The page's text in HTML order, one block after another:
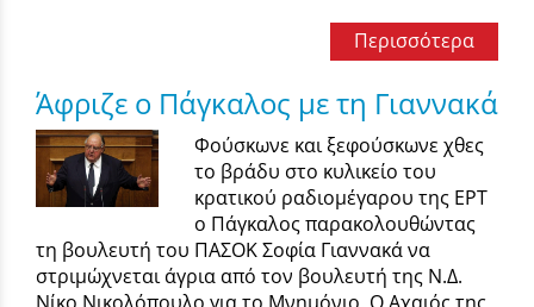
Περισσότερα
Άφριζε ο Πάγκαλος με τη Γιαννακά
Φούσκωνε και ξεφούσκωνε χθες
το βράδυ στο κυλικείο του
κρατικού ραδιομέγαρου της ΕΡΤ
ο Πάγκαλος παρακολουθώντας
τη βουλευτή του ΠΑΣΟΚ Σοφία Γιαννακά να
στριμώχνεται άγρια από τον βουλευτή της Ν.Δ.